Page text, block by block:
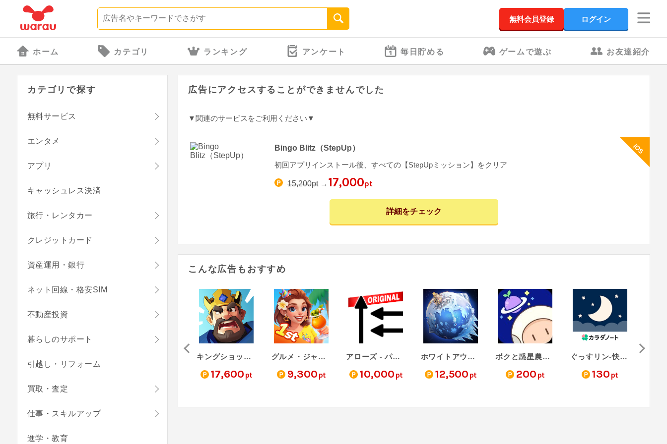
無料会員登録 ログイン
ホーム カテゴリ ランキング アンケート 毎日貯める ゲームで遊ぶ お友達紹介
広告にアクセスすることができませんでした
▼関連のサービスをご利用ください▼
Bingo Blitz（StepUp）
初回アプリインストール後、すべての【StepUpミッション】をクリア
15,200pt→ 17,000pt
iOS
詳細をチェック
こんな広告もおすすめ
キングショット（StepUp）
17,600 pt
グルメ・ジャーニー（StepUp）
9,300 pt
アローズ - パズルエスケープ (Arrows)（StepUp）
10,000 pt
ホワイトアウト・サバイバル（StepUp）
12,500 pt
ボクと惑星農園（レベル14到達）
200 pt
ぐっすリン-快眠音でリラックス！癒しの音で自然な睡眠-（メールアドレス登録完了）
130 pt
カテゴリで探す
無料サービス
エンタメ
アプリ
キャッシュレス決済
旅行・レンタカー
クレジットカード
資産運用・銀行
ネット回線・格安SIM
不動産投資
暮らしのサポート
引越し・リフォーム
買取・査定
仕事・スキルアップ
進学・教育